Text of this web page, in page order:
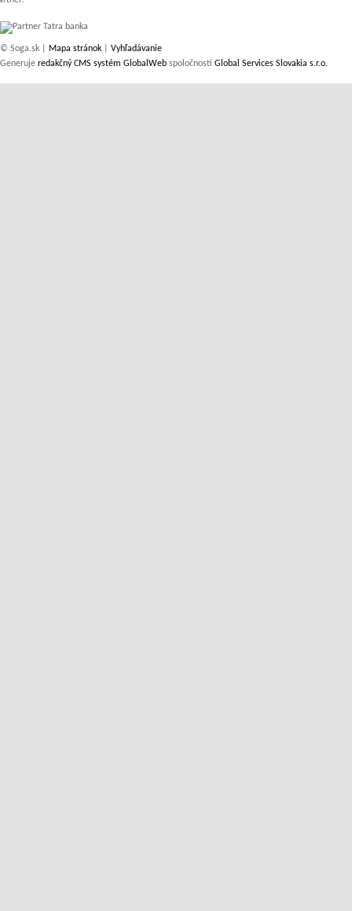
© Soga.sk | Mapa stránok
Vyhľadávanie
Generuje redakčný CMS systém GlobalWeb spoločnosti Global Services Slovakia s.r.o.